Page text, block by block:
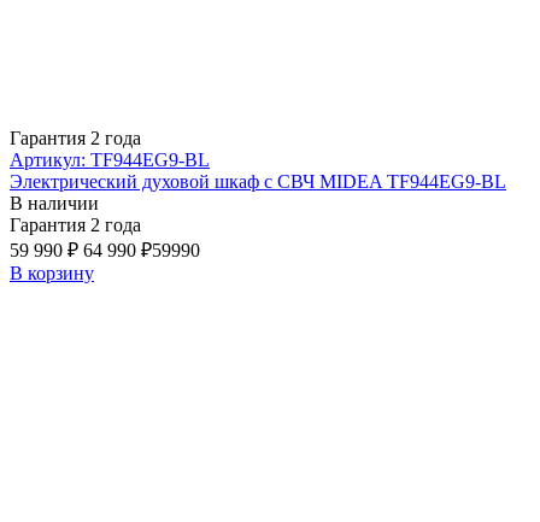
Гарантия 2 года
Артикул: TF944EG9-BL
Электрический духовой шкаф с СВЧ MIDEA TF944EG9-BL
В наличии
Гарантия 2 года
59 990 ₽ 64 990 ₽59990
В корзину